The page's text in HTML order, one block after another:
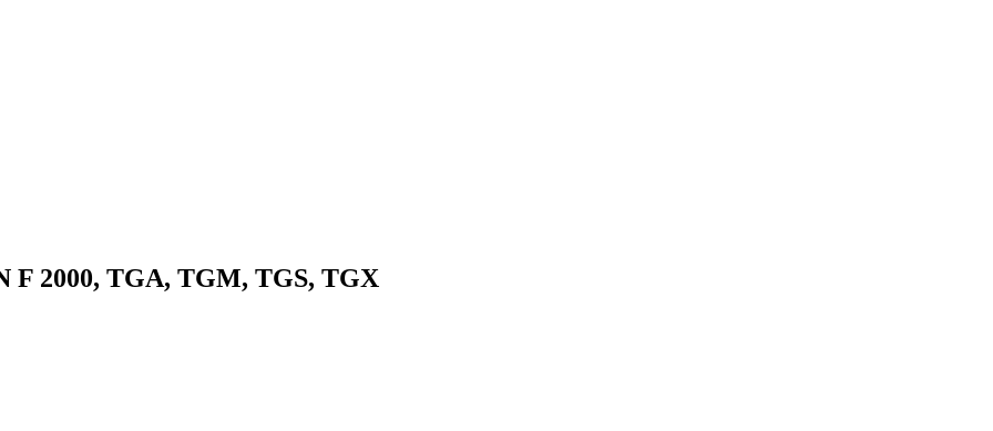
F 2000, TGA, TGM, TGS, TGX